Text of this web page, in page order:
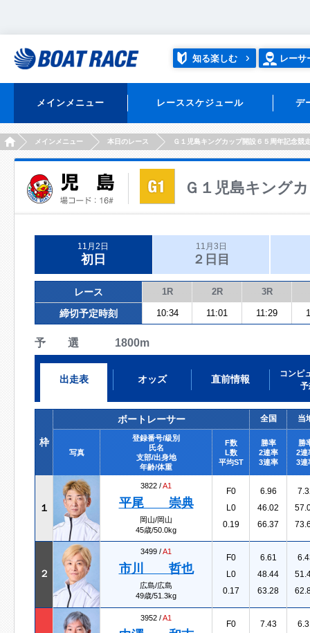
知る楽しむ レーサ
メインメニュー レーススケジュール デ
HOMEメインメニュー 本日のレース Ｇ１児島キングカップ開設６５周年記念競
Ｇ１児島キング
11月2日
初日
11月3日
２日目
レース 1R 2R 3R
締切予定時刻 10:34 11:01 11:29
予 選 1800m
出走表 オッズ 直前情報
コンピ
予
枠
ボートレーサー 全国 当
写真
登録番号/級別
氏名
支部/出身地
年齢/体重
F数
L数
平均ST
勝率
2連率
3連率
勝
2連
3連
１
3822 /A1
平尾 崇典
岡山/岡山
45歳/50.0kg
F0
L0
0.19
6.96
46.02
66.37
２
3499 /A1
市川 哲也
広島/広島
49歳/51.3kg
F0
L0
0.17
6.61
48.44
63.28
3952 /A1
F0
7.43